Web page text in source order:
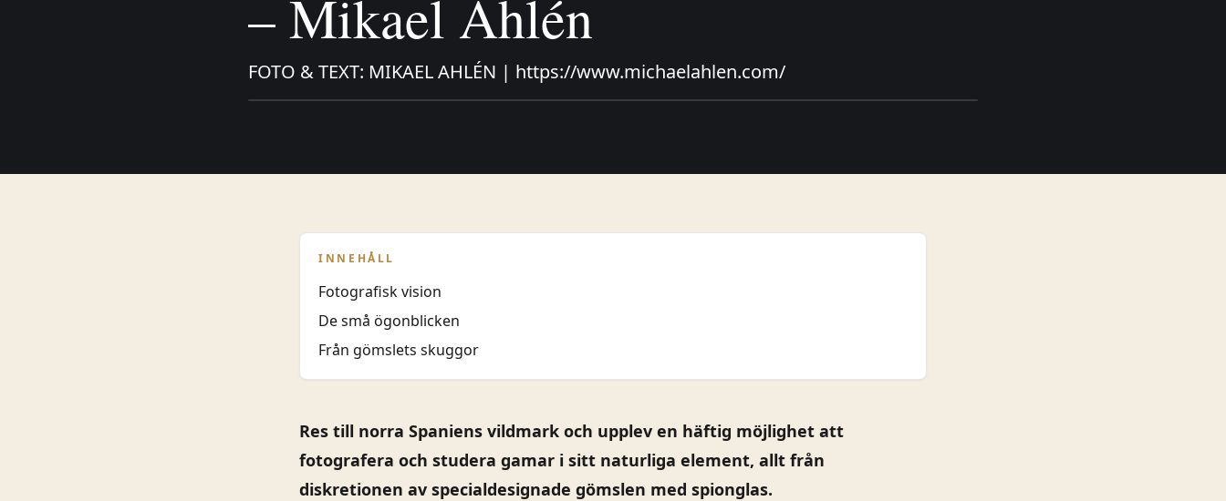
– Mikael Ahlén
FOTO & TEXT: MIKAEL AHLÉN | https://www.michaelahlen.com/
INNEHÅLL
Fotografisk vision
De små ögonblicken
Från gömslets skuggor
Res till norra Spaniens vildmark och upplev en häftig möjlighet att
fotografera och studera gamar i sitt naturliga element, allt från
diskretionen av specialdesignade gömslen med spionglas.